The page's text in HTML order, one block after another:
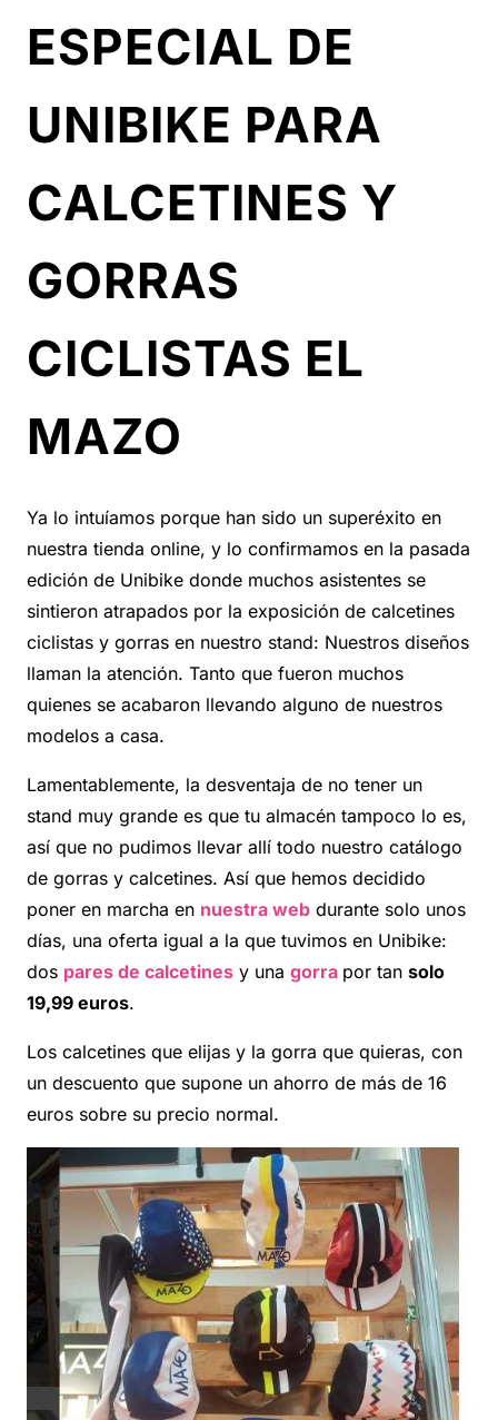
ESPECIAL DE
UNIBIKE PARA
CALCETINES Y
GORRAS
CICLISTAS EL
MAZO
Ya lo intuíamos porque han sido un superéxito en
nuestra tienda online, y lo confirmamos en la pasada
edición de Unibike donde muchos asistentes se
sintieron atrapados por la exposición de calcetines
ciclistas y gorras en nuestro stand: Nuestros diseños
llaman la atención. Tanto que fueron muchos
quienes se acabaron llevando alguno de nuestros
modelos a casa.
Lamentablemente, la desventaja de no tener un
stand muy grande es que tu almacén tampoco lo es,
así que no pudimos llevar allí todo nuestro catálogo
de gorras y calcetines. Así que hemos decidido
poner en marcha en nuestra web durante solo unos
días, una oferta igual a la que tuvimos en Unibike:
dos pares de calcetines y una gorra por tan solo
19,99 euros.
Los calcetines que elijas y la gorra que quieras, con
un descuento que supone un ahorro de más de 16
euros sobre su precio normal.